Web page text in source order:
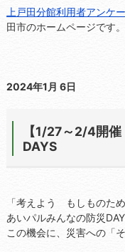
上戸田分館利用者アンケ
田市のホームページです。
2024年1月 6日
【1/27～2/4開
DAYS
「考えよう もしものた
あいパルみんなの防災
この機会に、災害への「